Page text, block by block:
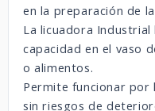
en la preparación de
La licuadora
capacidad en el vaso
o alimentos.
Permite funcionar por
sin riesgos de